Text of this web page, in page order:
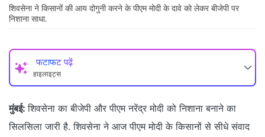
शिवसेना ने किसानों की आय दोगुनी करने के पीएम मोदी के दावे को लेकर बीजेपी पर
निशाना साधा.
फटाफट पढ़ें
हाइलाइट्स
मुंबई: शिवसेना का बीजेपी और पीएम नरेंद्र मोदी को निशाना बनाने का
सिलसिला जारी है. शिवसेना ने आज पीएम मोदी के किसानों से सीधे संवाद